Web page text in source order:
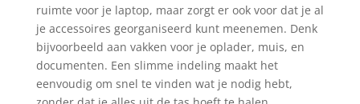
ruimte voor je laptop, maar zorgt er ook voor dat je al
je accessoires georganiseerd kunt meenemen. Denk
bijvoorbeeld aan vakken voor je oplader, muis, en
documenten. Een slimme indeling maakt het
eenvoudig om snel te vinden wat je nodig hebt,